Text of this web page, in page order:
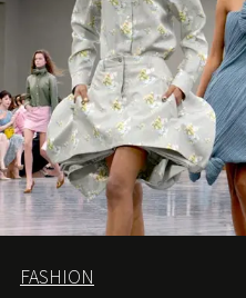
FASHION